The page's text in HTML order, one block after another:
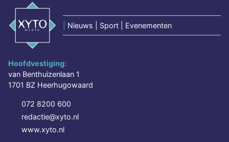
Nieuws | Sport | Evenementen
Hoofdvestiging:
van Benthuizenlaan 1
1701 BZ Heerhugowaard
072 8200 600
redactie@xyto.nl
www.xyto.nl